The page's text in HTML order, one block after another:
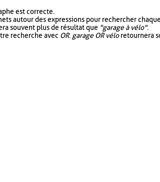
est correcte.
autour des expressions pour rechercher
souvent plus de résultat que "garage à vélo".
recherche avec OR. garage OR véloretournera